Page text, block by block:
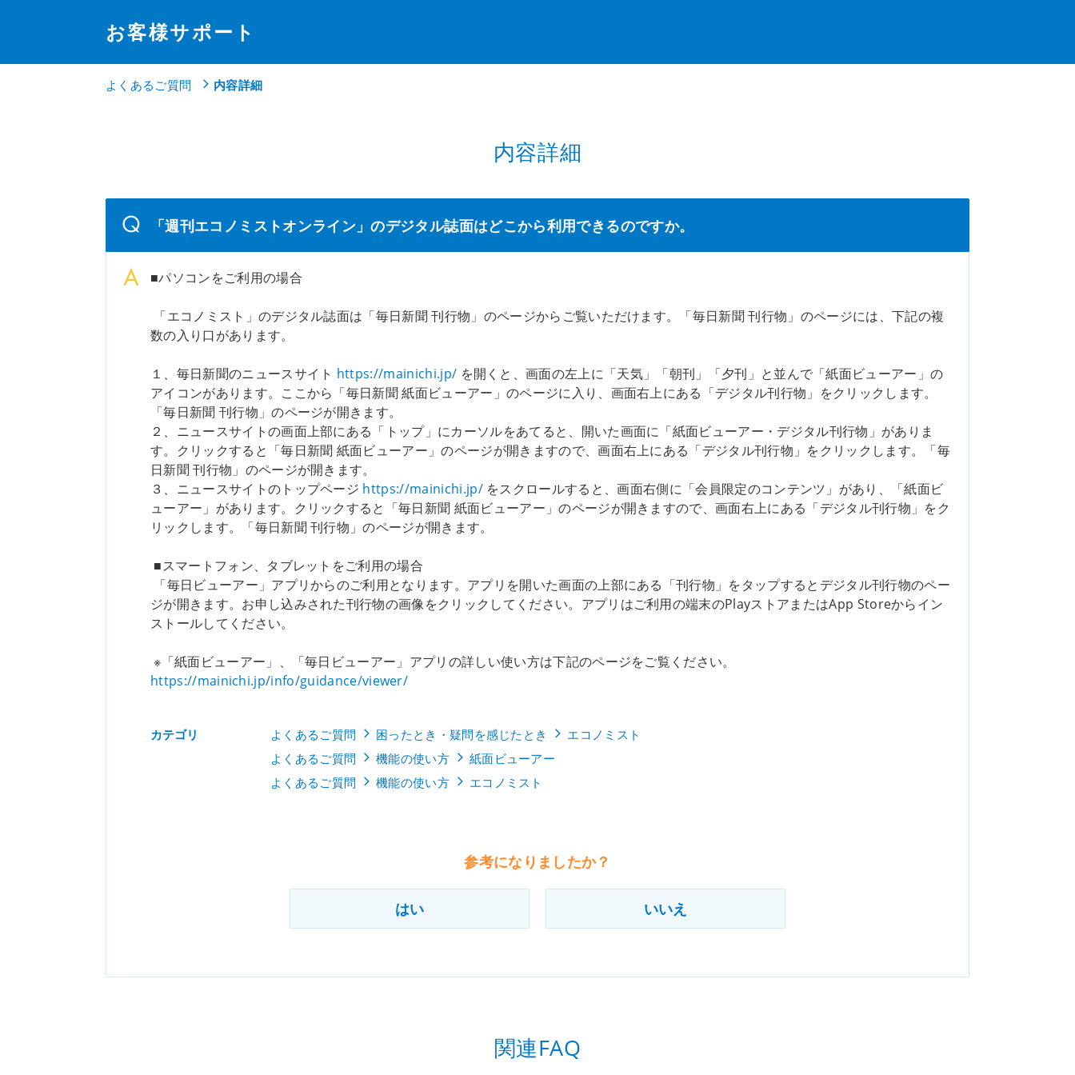
お客様サポート
よくあるご質問 内容詳細
内容詳細
「週刊エコノミストオンライン」のデジタル誌面はどこから利用できるのですか。
■パソコンをご利用の場合
「エコノミスト」のデジタル誌面は「毎日新聞 刊行物」のページからご覧いただけます。「毎日新聞 刊行物」のページには、下記の複
数の入り口があります。
１、毎日新聞のニュースサイト https://mainichi.jp/ を開くと、画面の左上に「天気」「朝刊」「夕刊」と並んで「紙面ビューアー」の
アイコンがあります。ここから「毎日新聞 紙面ビューアー」のページに入り、画面右上にある「デジタル刊行物」をクリックします。
「毎日新聞 刊行物」のページが開きます。
２、ニュースサイトの画面上部にある「トップ」にカーソルをあてると、開いた画面に「紙面ビューアー・デジタル刊行物」がありま
す。クリックすると「毎日新聞 紙面ビューアー」のページが開きますので、画面右上にある「デジタル刊行物」をクリックします。「毎
日新聞 刊行物」のページが開きます。
３、ニュースサイトのトップページ https://mainichi.jp/をスクロールすると、画面右側に「会員限定のコンテンツ」があり、「紙面ビ
ューアー」があります。クリックすると「毎日新聞 紙面ビューアー」のページが開きますので、画面右上にある「デジタル刊行物」をク
リックします。「毎日新聞 刊行物」のページが開きます。
■スマートフォン、タブレットをご利用の場合
「毎日ビューアー」アプリからのご利用となります。アプリを開いた画面の上部にある「刊行物」をタップするとデジタル刊行物のペー
ジが開きます。お申し込みされた刊行物の画像をクリックしてください。アプリはご利用の端末のPlayストアまたはApp Storeからイン
ストールしてください。
※「紙面ビューアー」、「毎日ビューアー」アプリの詳しい使い方は下記のページをご覧ください。
https://mainichi.jp/info/guidance/viewer/
カテゴリ よくあるご質問 困ったとき・疑問を感じたとき
エコノミスト
よくあるご質問
機能の使い方
紙面ビューアー
よくあるご質問
機能の使い方 エコノミスト
参考になりましたか？
はい いいえ
関連FAQ